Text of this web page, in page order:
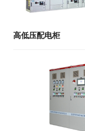
高低压配电柜